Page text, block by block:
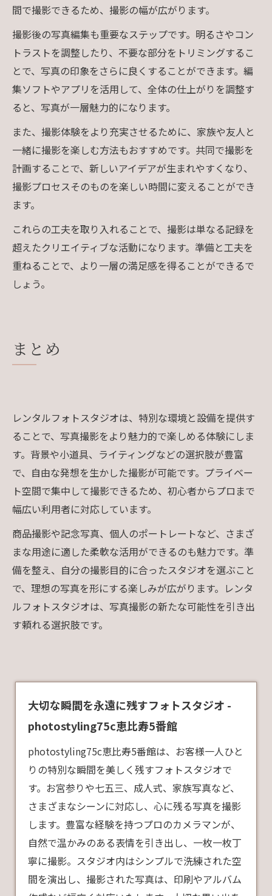
間で撮影できるため、撮影の幅が広がります。
撮影後の写真編集も重要なステップです。明るさやコン
トラストを調整したり、不要な部分をトリミングするこ
とで、写真の印象をさらに良くすることができます。編
集ソフトやアプリを活用して、全体の仕上がりを調整す
ると、写真が一層魅力的になります。
また、撮影体験をより充実させるために、家族や友人と
一緒に撮影を楽しむ方法もおすすめです。共同で撮影を
計画することで、新しいアイデアが生まれやすくなり、
撮影プロセスそのものを楽しい時間に変えることができ
ます。
これらの工夫を取り入れることで、撮影は単なる記録を
超えたクリエイティブな活動になります。準備と工夫を
重ねることで、より一層の満足感を得ることができるで
しょう。
まとめ
レンタルフォトスタジオは、特別な環境と設備を提供す
ることで、写真撮影をより魅力的で楽しめる体験にしま
す。背景や小道具、ライティングなどの選択肢が豊富
で、自由な発想を生かした撮影が可能です。プライベー
ト空間で集中して撮影できるため、初心者からプロまで
幅広い利用者に対応しています。
商品撮影や記念写真、個人のポートレートなど、さまざ
まな用途に適した柔軟な活用ができるのも魅力です。準
備を整え、自分の撮影目的に合ったスタジオを選ぶこと
で、理想の写真を形にする楽しみが広がります。レンタ
ルフォトスタジオは、写真撮影の新たな可能性を引き出
す頼れる選択肢です。
大切な瞬間を永遠に残すフォトスタジオ -
photostyling75c恵比寿5番館
photostyling75c恵比寿5番館は、お客様一人ひと
りの特別な瞬間を美しく残すフォトスタジオで
す。お宮参りや七五三、成人式、家族写真など、
さまざまなシーンに対応し、心に残る写真を撮影
します。豊富な経験を持つプロのカメラマンが、
自然で温かみのある表情を引き出し、一枚一枚丁
寧に撮影。スタジオ内はシンプルで洗練された空
間を演出し、撮影された写真は、印刷やアルバム